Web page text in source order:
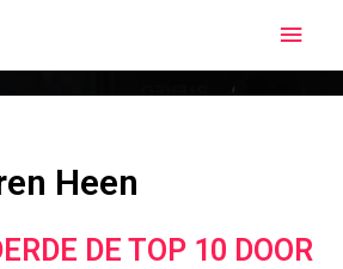
Heen
DE TOP 10 DOOR